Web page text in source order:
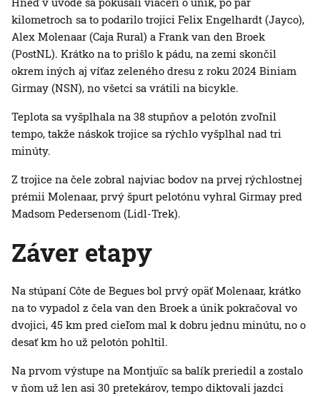
kilometroch sa to podarilo trojici Felix Engelhardt (Jayco),
Alex Molenaar (Caja Rural) a Frank van den Broek
(PostNL). Krátko na to prišlo k pádu, na zemi skončil
okrem iných aj víťaz zeleného dresu z roku 2024 Biniam
Girmay (NSN), no všetci sa vrátili na bicykle.
Teplota sa vyšplhala na 38 stupňov a pelotón zvoľnil
tempo, takže náskok trojice sa rýchlo vyšplhal nad tri
minúty.
Z trojice na čele zobral najviac bodov na prvej rýchlostnej
prémii Molenaar, prvý špurt pelotónu vyhral Girmay pred
Madsom Pedersenom (Lidl-Trek).
Záver etapy
Na stúpaní Côte de Begues bol prvý opäť Molenaar, krátko
na to vypadol z čela van den Broek a únik pokračoval vo
dvojici, 45 km pred cieľom mal k dobru jednu minútu, no o
desať km ho už pelotón pohltil.
Na prvom výstupe na Montjuïc sa balík preriedil a zostalo
v ňom už len asi 30 pretekárov, tempo diktovali jazdci